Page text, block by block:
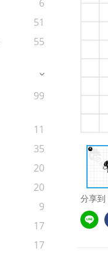
6
51
55
99
11
35
20
20
9
17
17
分享到